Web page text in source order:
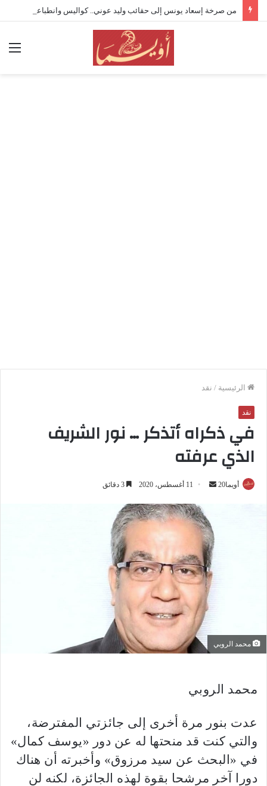
الرئيسية / نقد
نقد
في ذكراه أتذكر … نور الشريف
الذي عرفته
أويما20
أرسل
إلكترونيا
11 أغسطس، 2020
محمد الروبي
محمد الروبي
عدت بنور مرة أخرى إلى جائزتي المفترضة،
والتي كنت قد منحتها له عن دور «يوسف كمال»
في «البحث عن سيد مرزوق» وأخبرته أن هناك
دورا آخر مرشحا بقوة لهذه الجائزة، لكنه لن